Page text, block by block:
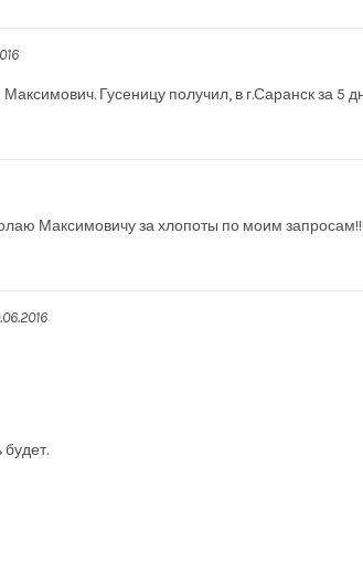
Гусеницу получил, в г.Саранск за
Максимовичу за хлопоты по моим запросам!!!